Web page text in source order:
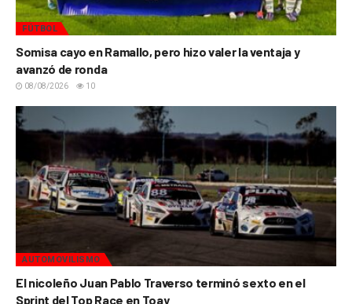
FÚTBOL
Somisa cayo en Ramallo, pero hizo valer la ventaja y
avanzó de ronda
08/08/2026 10
AUTOMOVILISMO
El nicoleño Juan Pablo Traverso terminó sexto en el
Sprint del Top Race en Toay